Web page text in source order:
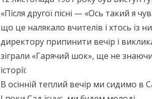
«Після другої пісні — «Ось такий я
що це налякало вчителів і хтось із
директору припинити вечір і
зіграли «Гарячий шок», ще не
історії:
В осінній теплий вечір ми сидимо в